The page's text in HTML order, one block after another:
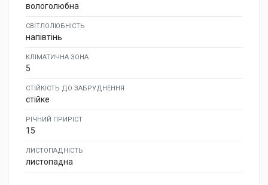
вологолюбна
СВІТЛОЛЮБНІСТЬ
напівтінь
КЛІМАТИЧНА ЗОНА
5
СТІЙКІСТЬ ДО ЗАБРУДНЕННЯ
стійке
РІЧНИЙ ПРИРІСТ
15
ЛИСТОПАДНІСТЬ
листопадна